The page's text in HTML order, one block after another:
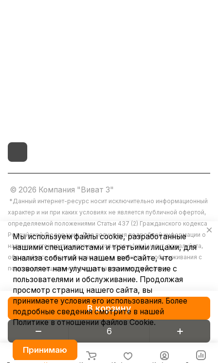
В корзину
© 2026 Компания "Виват 3"
*Данный интернет-ресурс носит исключительно информационный
характер и ни при каких условиях не является публичной офертой,
определяемой положениями Статьи 437 (2) Гражданского кодекса
Российской Федерации. Для получения подробной информации о
наличии и стоимости указанных товаров и (или) услуг, пожалуйста,
обращайтесь к менеджерам отдела клиентского обслуживания с
помощью специальной формы связи или по телефону.
Конфиденциальность
Мы используем файлы cookie, разработанные
нашими специалистами и третьими лицами, для
анализа событий на нашем веб-сайте, что
позволяет нам улучшать взаимодействие с
пользователями и обслуживание. Продолжая
просмотр страниц нашего сайта, вы
принимаете условия его использования. Более
подробные сведения смотрите в нашей
Политике в отношении файлов Cookie.
Принимаю